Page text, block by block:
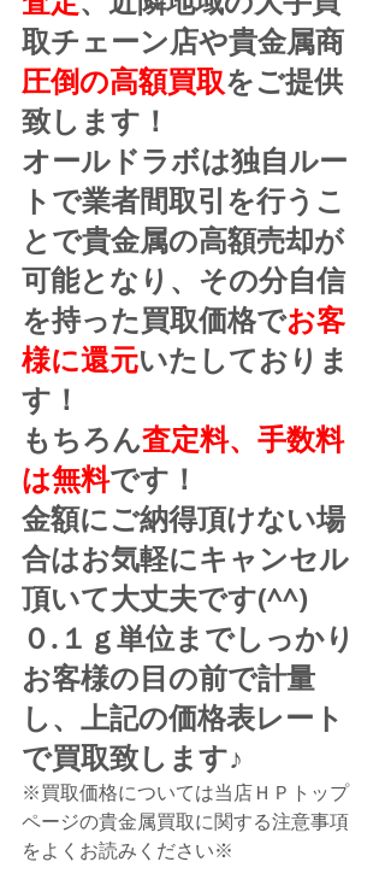
取チェーン店や貴金属商
圧倒の高額買取をご提供
致します！
オールドラボは独自ルー
トで業者間取引を行うこ
とで貴金属の高額売却が
可能となり、その分自信
を持った買取価格でお客
様に還元いたしておりま
す！
もちろん査定料、手数料
は無料です！
金額にご納得頂けない場
合はお気軽にキャンセル
頂いて大丈夫です(^^)
０.１ｇ単位までしっかり
お客様の目の前で計量
し、上記の価格表レート
で買取致します♪
※買取価格については当店ＨＰトップ
ページの貴金属買取に関する注意事項
をよくお読みください※